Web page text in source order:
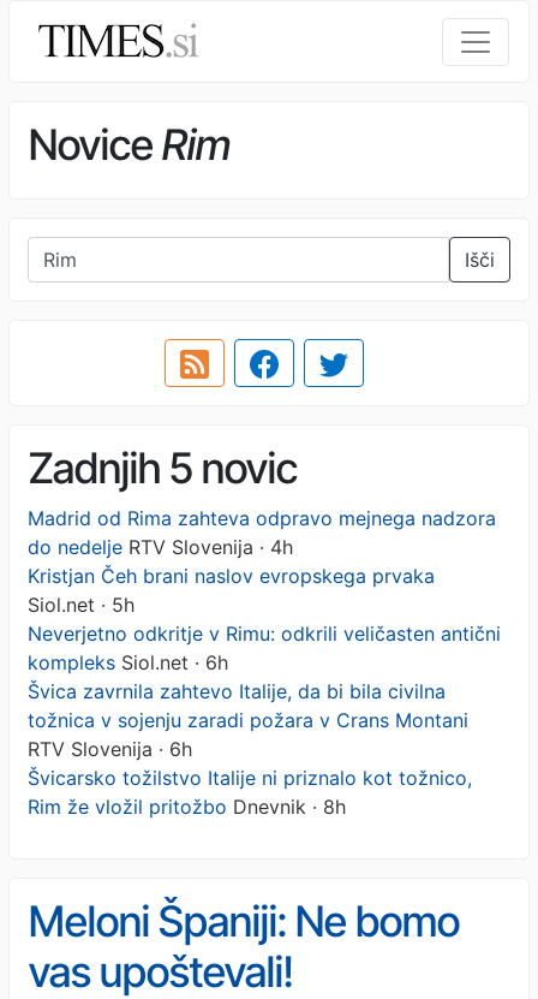
NoviceRim
Išči
Zadnjih 5 novic
Madrid od Rima zahteva odpravo mejnega nadzora
do nedelje RTV Slovenija · 4h
Kristjan Čeh brani naslov evropskega prvaka
Siol.net · 5h
Neverjetno odkritje v Rimu: odkrili veličasten antični
kompleks Siol.net · 6h
Švica zavrnila zahtevo Italije, da bi bila civilna
tožnica v sojenju zaradi požara v Crans Montani
RTV Slovenija · 6h
Švicarsko tožilstvo Italije ni priznalo kot tožnico,
Rim že vložil pritožbo Dnevnik · 8h
Meloni Španiji: Ne bomo
vas upoštevali!